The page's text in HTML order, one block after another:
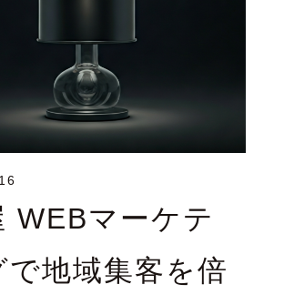
WEBマーケテ
で地域集客を倍